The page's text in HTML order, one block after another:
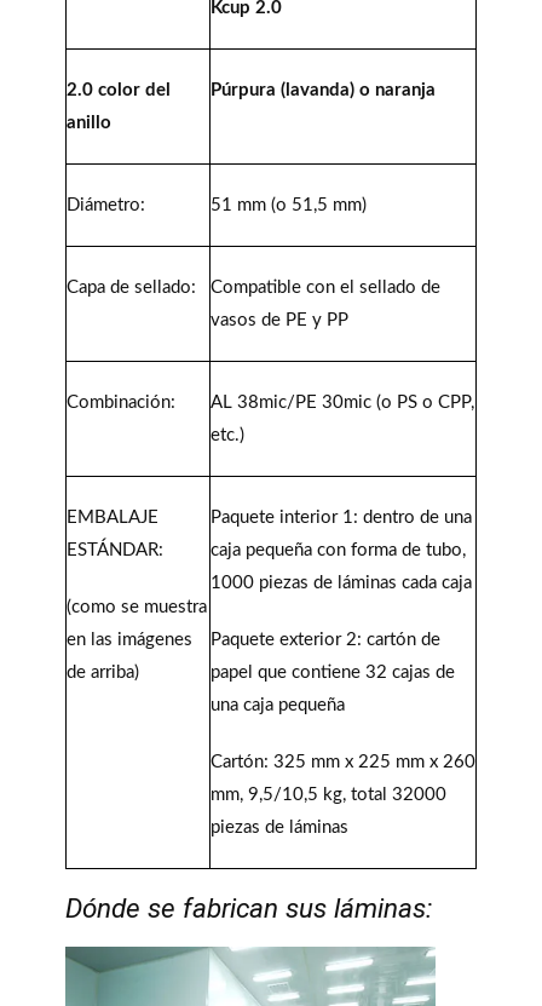
Kcup 2.0
2.0 color del
anillo
Púrpura (lavanda) o naranja
Diámetro: 51 mm (o 51,5 mm)
Capa de sellado:
Compatible con el sellado de
vasos de PE y PP
Combinación:
AL 38mic/PE 30mic (o PS o CPP,
etc.)
EMBALAJE
ESTÁNDAR:
(como se muestra
en las imágenes
de arriba)
Paquete interior 1: dentro de una
caja pequeña con forma de tubo,
1000 piezas de láminas cada caja
Paquete exterior 2: cartón de
papel que contiene 32 cajas de
una caja pequeña
Cartón: 325 mm x 225 mm x 260
mm, 9,5/10,5 kg, total 32000
piezas de láminas
Dónde se fabrican sus láminas: